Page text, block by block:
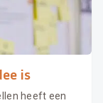
is
heeft een